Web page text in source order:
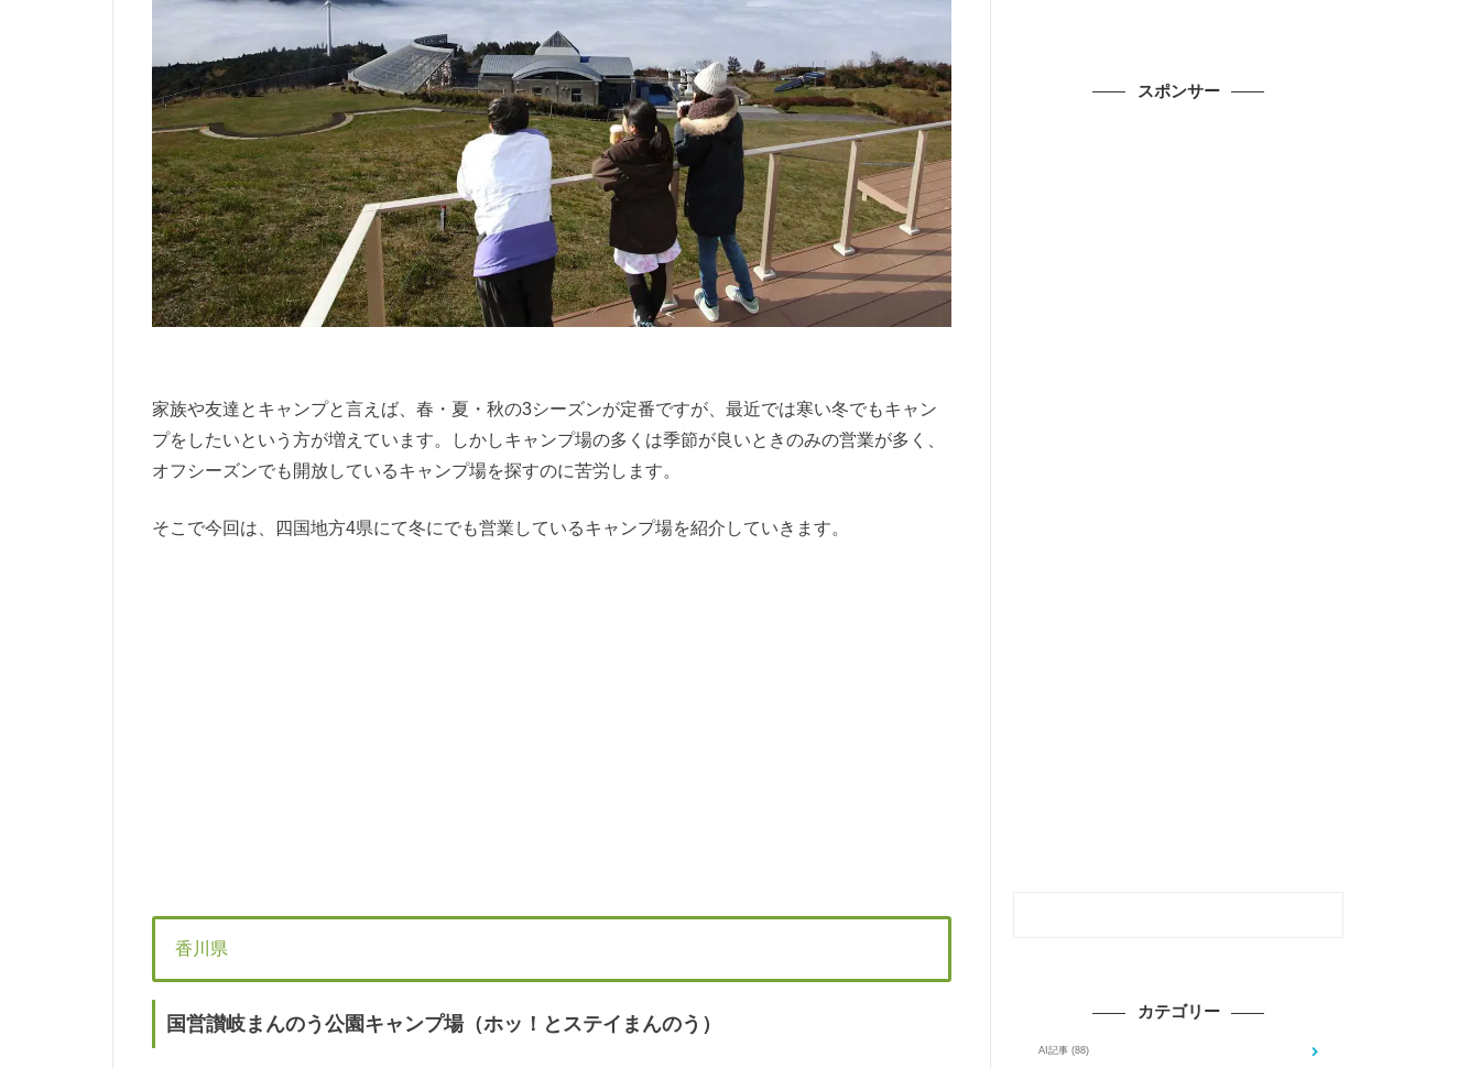
家族や友達とキャンプと言えば、春・夏・秋の3シーズンが定番ですが、最近では寒い冬でもキャン
プをしたいという方が増えています。しかしキャンプ場の多くは季節が良いときのみの営業が多く、
オフシーズンでも開放しているキャンプ場を探すのに苦労します。
そこで今回は、四国地方4県にて冬にでも営業しているキャンプ場を紹介していきます。
香川県
国営讃岐まんのう公園キャンプ場（ホッ！とステイまんのう）
スポンサー
カテゴリー
AI記事 (88)